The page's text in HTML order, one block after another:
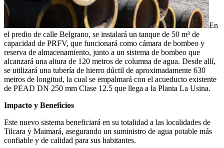
En
el predio de calle Belgrano, se instalará un tanque de 50 m³ de
capacidad de PRFV, que funcionará como cámara de bombeo y
reserva de almacenamiento, junto a un sistema de bombeo que
alcanzará una altura de 120 metros de columna de agua. Desde allí,
se utilizará una tubería de hierro dúctil de aproximadamente 630
metros de longitud, la cual se empalmará con el acueducto existente
de PEAD DN 250 mm Clase 12.5 que llega a la Planta La Usina.
Impacto y Beneficios
Este nuevo sistema beneficiará en su totalidad a las localidades de
Tilcara y Maimará, asegurando un suministro de agua potable más
confiable y de calidad para sus habitantes.